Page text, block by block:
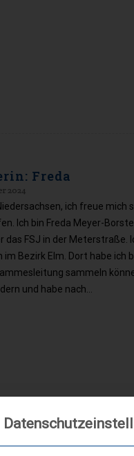
Freda
2024
ich freue mich
Ich bin Freda Meyer-
das FSJ in der Meterstraße.
im Bezirk Elm. Dort habe ich
sammeln
und habe nach…